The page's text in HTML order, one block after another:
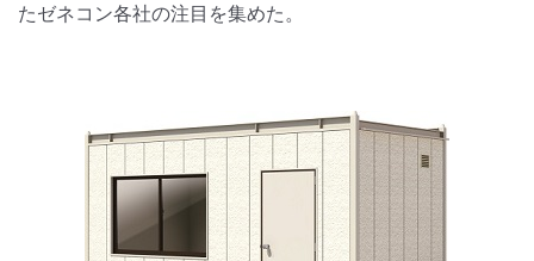
たゼネコン各社の注目を集めた。